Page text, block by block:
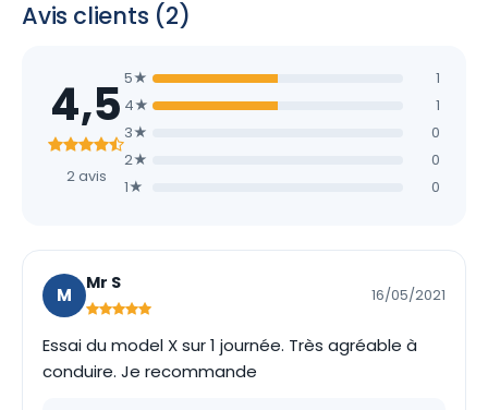
Avis clients (2)
4,5
2 avis
5★
1
4★
1
3★
0
2★
0
1★
0
M
Mr S
16/05/2021
Essai du model X sur 1 journée. Très agréable à
conduire. Je recommande